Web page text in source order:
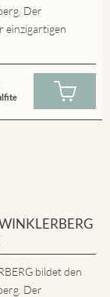
Der
einzigartigen
bildet den
Der